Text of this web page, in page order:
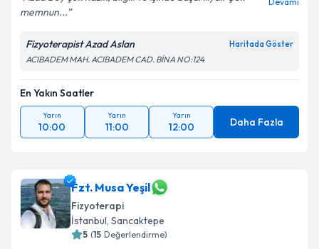
memnun...
Fizyoterapist Azad Aslan Haritada Göster
ACIBADEM MAH. ACIBADEM CAD. BİNA NO:124
En Yakın Saatler
Yarın
10:00
Yarın
11:00
Yarın
12:00 Daha Fazla
Fzt. Musa Yeşil
Fizyoterapi
İstanbul, Sancaktepe
5 (15 Değerlendirme)